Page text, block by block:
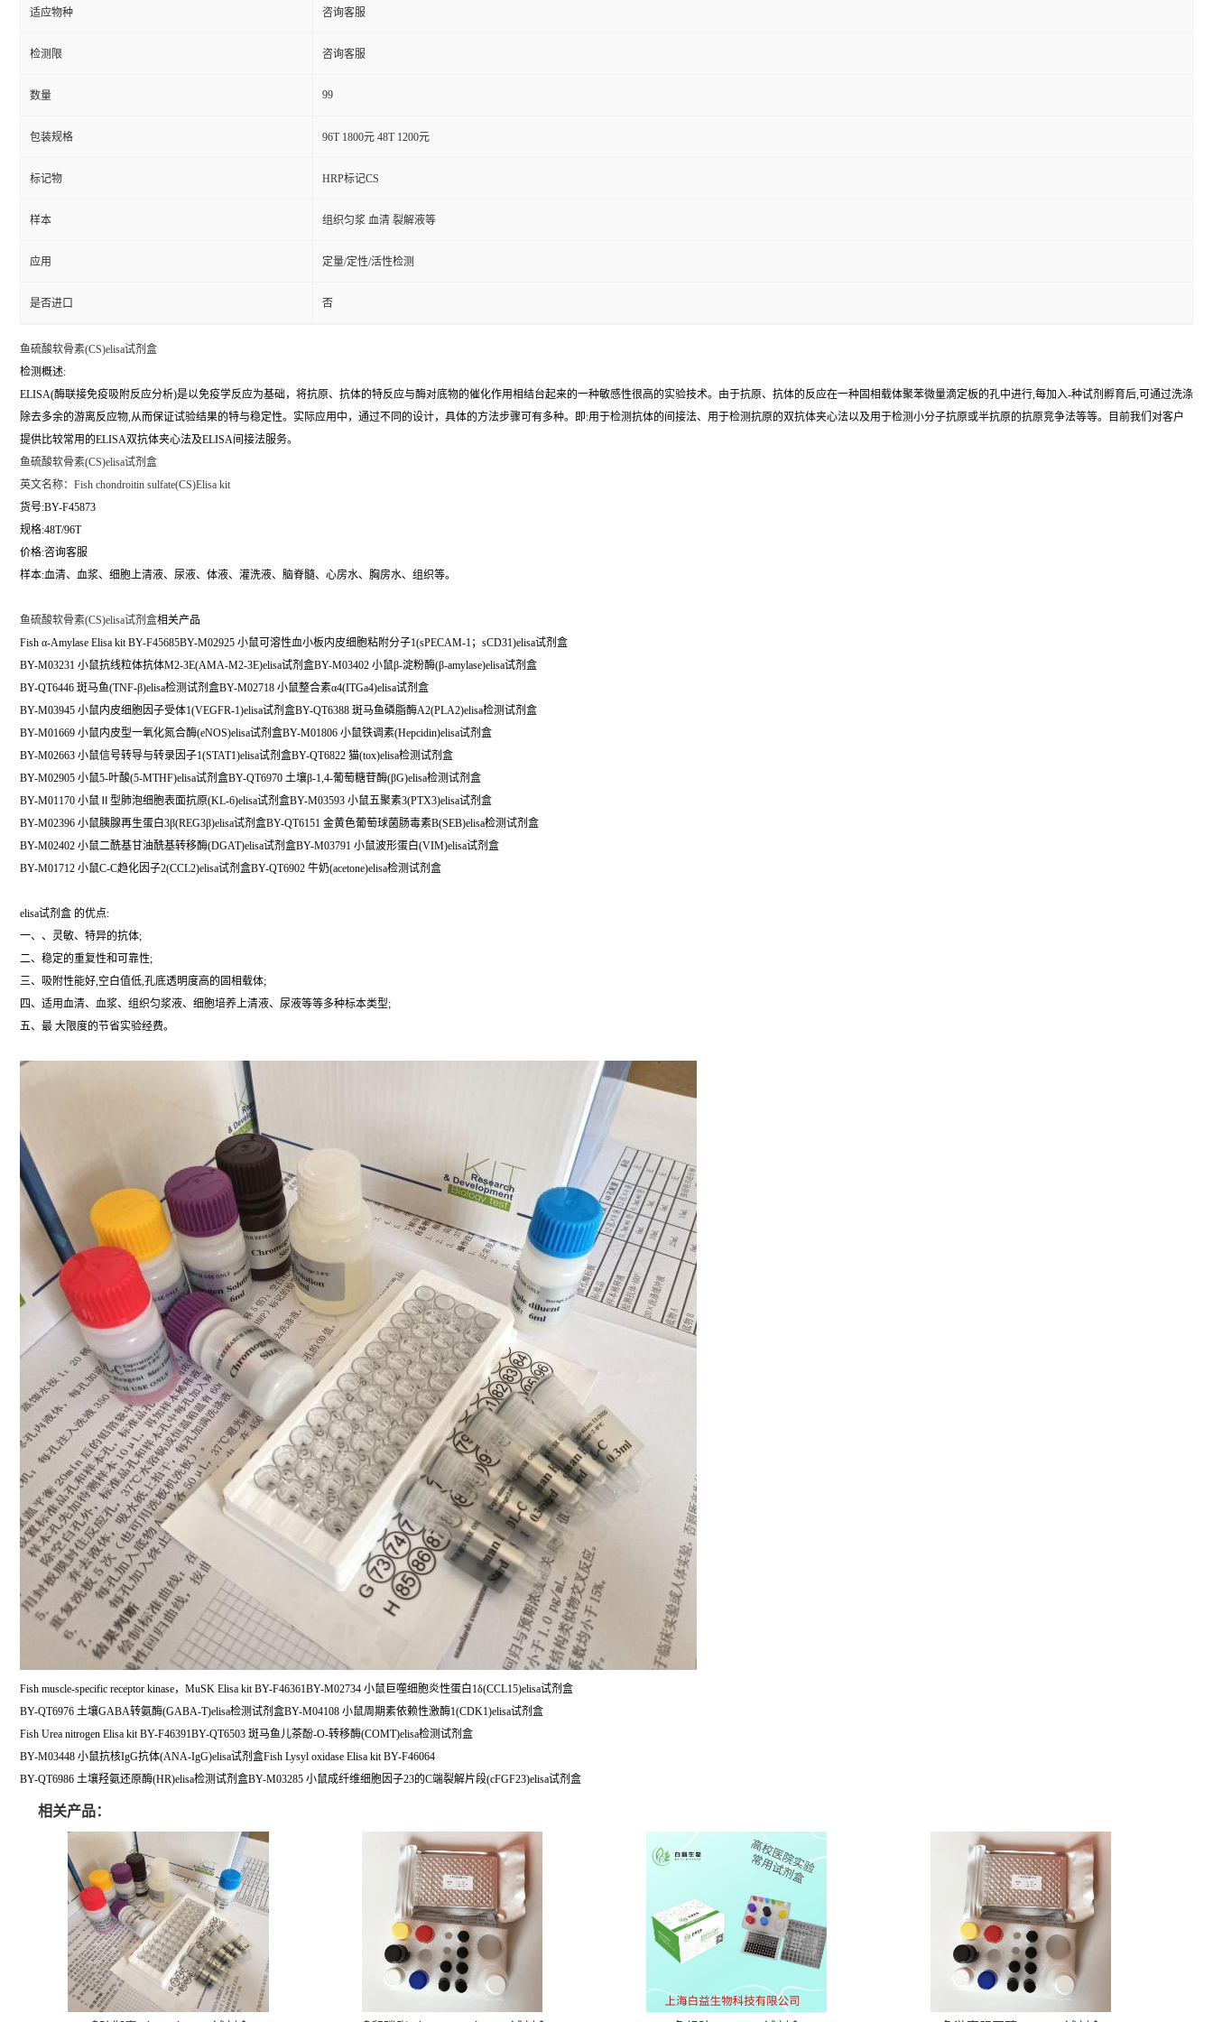
适应物种 咨询客服
检测限 咨询客服
数量 99
包装规格 96T 1800元 48T 1200元
标记物 HRP标记CS
样本 组织匀浆 血清 裂解液等
应用 定量/定性/活性检测
是否进口 否
鱼硫酸软骨素(CS)elisa试剂盒
检测概述:
ELISA(酶联接免疫吸附反应分析)是以免疫学反应为基础，将抗原、抗体的特反应与酶对底物的催化作用相结台起来的一种敏感性很高的实验技术。由于抗原、抗体的反应在一种固相载体聚苯微量滴定板的孔中进行,每加入-种试剂孵育后,可通过洗涤
除去多余的游离反应物,从而保证试验结果的特与稳定性。实际应用中，通过不同的设计，具体的方法步骤可有多种。即:用于检测抗体的间接法、用于检测抗原的双抗体夹心法以及用于检测小分子抗原或半抗原的抗原竞争法等等。目前我们对客户
提供比较常用的ELISA双抗体夹心法及ELISA间接法服务。
鱼硫酸软骨素(CS)elisa试剂盒
英文名称： Fish chondroitin sulfate(CS)Elisa kit
货号:BY-F45873
规格:48T/96T
价格:咨询客服
样本:血清、血浆、细胞上清液、尿液、体液、灌洗液、脑脊髓、心房水、胸房水、组织等。
鱼硫酸软骨素(CS)elisa试剂盒相关产品
Fish α-Amylase Elisa kit BY-F45685BY-M02925 小鼠可溶性血小板内皮细胞粘附分子1(sPECAM-1；sCD31)elisa试剂盒
BY-M03231 小鼠抗线粒体抗体M2-3E(AMA-M2-3E)elisa试剂盒BY-M03402 小鼠β-淀粉酶(β-amylase)elisa试剂盒
BY-QT6446 斑马鱼(TNF-β)elisa检测试剂盒BY-M02718 小鼠整合素α4(ITGa4)elisa试剂盒
BY-M03945 小鼠内皮细胞因子受体1(VEGFR-1)elisa试剂盒BY-QT6388 斑马鱼磷脂酶A2(PLA2)elisa检测试剂盒
BY-M01669 小鼠内皮型一氧化氮合酶(eNOS)elisa试剂盒BY-M01806 小鼠铁调素(Hepcidin)elisa试剂盒
BY-M02663 小鼠信号转导与转录因子1(STAT1)elisa试剂盒BY-QT6822 猫(tox)elisa检测试剂盒
BY-M02905 小鼠5-叶酸(5-MTHF)elisa试剂盒BY-QT6970 土壤β-1,4-葡萄糖苷酶(βG)elisa检测试剂盒
BY-M01170 小鼠Ⅱ型肺泡细胞表面抗原(KL-6)elisa试剂盒BY-M03593 小鼠五聚素3(PTX3)elisa试剂盒
BY-M02396 小鼠胰腺再生蛋白3β(REG3β)elisa试剂盒BY-QT6151 金黄色葡萄球菌肠毒素B(SEB)elisa检测试剂盒
BY-M02402 小鼠二酰基甘油酰基转移酶(DGAT)elisa试剂盒BY-M03791 小鼠波形蛋白(VIM)elisa试剂盒
BY-M01712 小鼠C-C趋化因子2(CCL2)elisa试剂盒BY-QT6902 牛奶(acetone)elisa检测试剂盒
elisa试剂盒 的优点:
一、、灵敏、特异的抗体;
二、稳定的重复性和可靠性;
三、吸附性能好,空白值低,孔底透明度高的固相载体;
四、适用血清、血浆、组织匀浆液、细胞培养上清液、尿液等等多种标本类型;
五、最 大限度的节省实验经费。
Fish muscle-specific receptor kinase，MuSK Elisa kit BY-F46361BY-M02734 小鼠巨噬细胞炎性蛋白1δ(CCL15)elisa试剂盒
BY-QT6976 土壤GABA转氨酶(GABA-T)elisa检测试剂盒BY-M04108 小鼠周期素依赖性激酶1(CDK1)elisa试剂盒
Fish Urea nitrogen Elisa kit BY-F46391BY-QT6503 斑马鱼儿茶酚-O-转移酶(COMT)elisa检测试剂盒
BY-M03448 小鼠抗核IgG抗体(ANA-IgG)elisa试剂盒Fish Lysyl oxidase Elisa kit BY-F46064
BY-QT6986 土壤羟氨还原酶(HR)elisa检测试剂盒BY-M03285 小鼠成纤维细胞因子23的C端裂解片段(cFGF23)elisa试剂盒
相关产品：